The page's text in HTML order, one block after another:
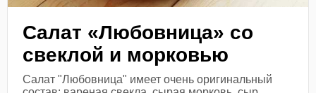
Салат «Любовница» со
свеклой и морковью
Салат "Любовница" имеет очень оригинальный